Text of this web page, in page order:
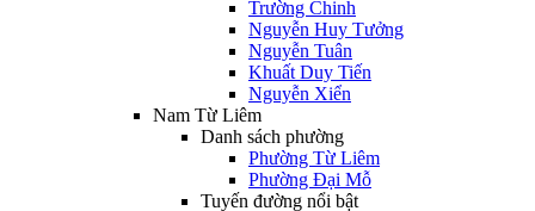
Trường Chinh
Nguyễn Huy Tưởng
Nguyễn Tuân
Khuất Duy Tiến
Nguyễn Xiển
Nam Từ Liêm
Danh sách phường
Phường Từ Liêm
Phường Đại Mỗ
Tuyến đường nổi bật